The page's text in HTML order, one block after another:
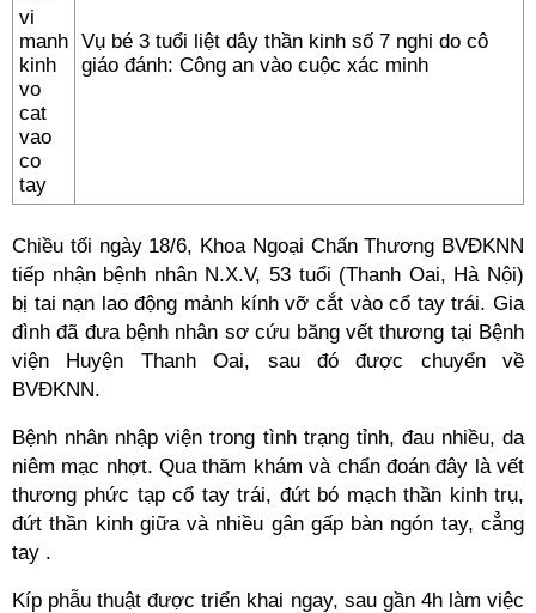
Vụ bé 3 tuổi liệt dây thần kinh số 7 nghi do cô
giáo đánh: Công an vào cuộc xác minh
Chiều tối ngày 18/6, Khoa Ngoại Chấn Thương BVĐKNN
tiếp nhận bệnh nhân N.X.V, 53 tuổi (Thanh Oai, Hà Nội)
bị tai nạn lao động mảnh kính vỡ cắt vào cổ tay trái. Gia
đình đã đưa bệnh nhân sơ cứu băng vết thương tại Bệnh
viện Huyện Thanh Oai, sau đó được chuyển về
BVĐKNN.
Bệnh nhân nhập viện trong tình trạng tỉnh, đau nhiều, da
niêm mạc nhợt. Qua thăm khám và chẩn đoán đây là vết
thương phức tạp cổ tay trái, đứt bó mạch thần kinh trụ,
đứt thần kinh giữa và nhiều gân gấp bàn ngón tay, cẳng
tay .
Kíp phẫu thuật được triển khai ngay, sau gần 4h làm việc